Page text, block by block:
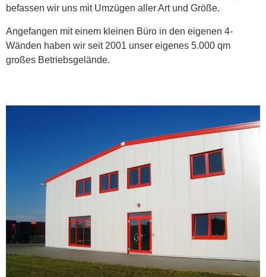
befassen wir uns mit Umzügen aller Art und Größe.
Angefangen mit einem kleinen Büro in den eigenen 4-
Wänden haben wir seit 2001 unser eigenes 5.000 qm
großes Betriebsgelände.